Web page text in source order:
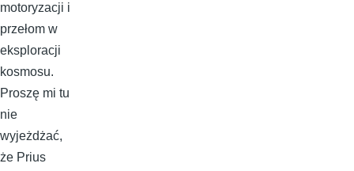
motoryzacji i
przełom w
eksploracji
kosmosu.
Proszę mi tu
nie
wyjeżdżać,
że Prius